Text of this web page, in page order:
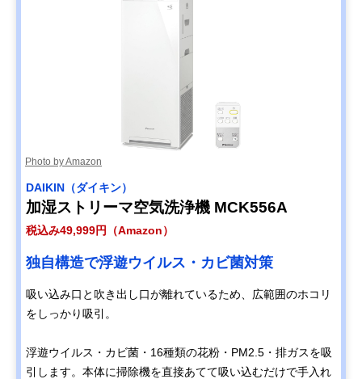
Photo by Amazon
DAIKIN（ダイキン）
加湿ストリーマ空気洗浄機 MCK556A
税込み49,999円（Amazon）
独自構造で浮遊ウイルス・カビ菌対策
吸い込み口と吹き出し口が離れているため、広範囲のホコリ
をしっかり吸引。
浮遊ウイルス・カビ菌・16種類の花粉・PM2.5・排ガスを吸
引します。本体に掃除機を直接あてて吸い込むだけで手入れ